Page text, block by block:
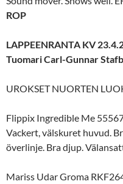
ROP
LAPPEENRANTA KV
Tuomari Carl-Gunnar
UROKSET NUORTEN
Flippix Ingredible Me
Vackert, välskuret huvud.
överlinje. Bra djup.
Mariss Udar Groma